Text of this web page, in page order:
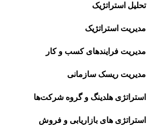
تحلیل استراتژیک
مدیریت استراتژیک
مدیریت فرایندهای کسب و کار
مدیریت ریسک سازمانی
استراتژی هلدینگ و گروه شرکت‌ها
استراتژی های بازاریابی و فروش